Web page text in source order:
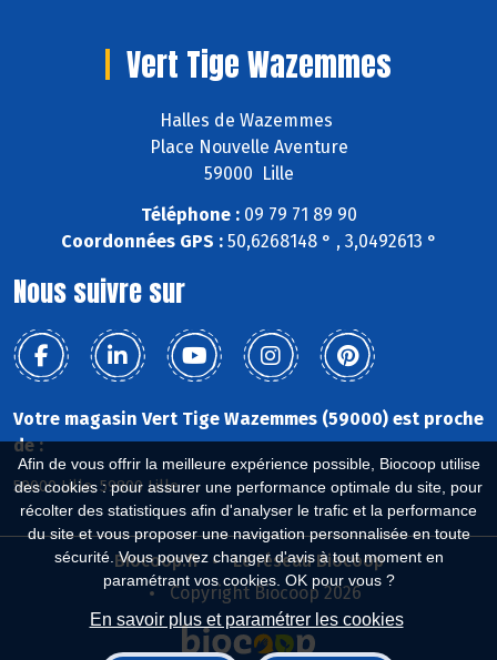
Afin de vous offrir la meilleure expérience possible, Biocoop utilise
des cookies : pour assurer une performance optimale du site, pour
récolter des statistiques afin d'analyser le trafic et la performance
du site et vous proposer une navigation personnalisée en toute
sécurité. Vous pouvez changer d'avis à tout moment en
paramétrant vos cookies. OK pour vous ?
En savoir plus et paramétrer les cookies
Vert Tige Wazemmes
Halles de Wazemmes
Place Nouvelle Aventure
59000 Lille
Téléphone :09 79 71 89 90
Coordonnées GPS :50,6268148 ° , 3,0492613 °
Nous suivre sur
Votre magasin Vert Tige Wazemmes (59000) est proche
de :
59000 Lille, 59800 Lille
Biocoop.fr
Le réseau Biocoop
Copyright Biocoop 2026